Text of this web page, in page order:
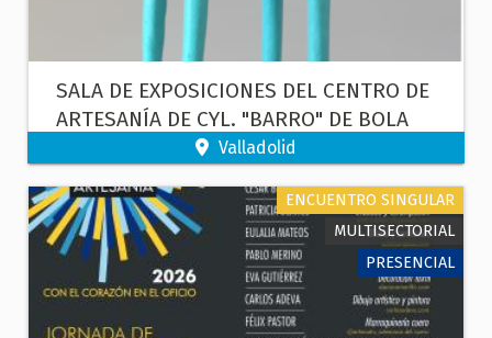
SALA DE EXPOSICIONES DEL CENTRO DE
ARTESANÍA DE CYL. "BARRO" DE BOLA
SÁNCHEZ-GIRÓN Valladolid
ENCUENTRO SINGULAR
MULTISECTORIAL
PRESENCIAL